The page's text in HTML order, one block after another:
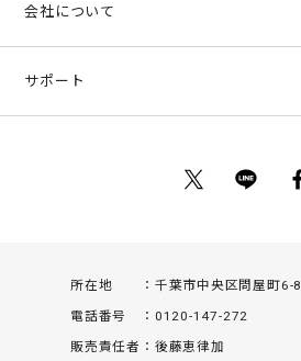
お支払い方法、配送について
返品について
会社について
サポート
所在地
千葉市中央区問屋町6-8
電話番号
0120-147-272
販売責任者
後藤恵律加